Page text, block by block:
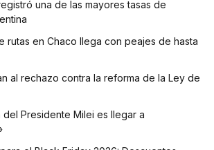
una de las mayores tasas de
rutas en Chaco llega con peajes de hasta
al rechazo contra la reforma de la Ley de
del Presidente Milei es llegar a